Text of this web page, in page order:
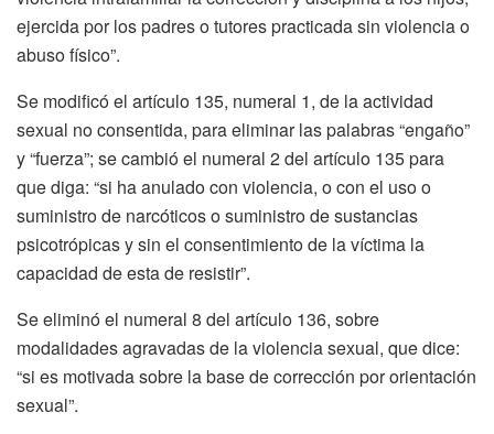
ejercida por los padres o tutores practicada sin violencia o
abuso físico”.
Se modificó el artículo 135, numeral 1, de la actividad
sexual no consentida, para eliminar las palabras “engaño”
y “fuerza”; se cambió el numeral 2 del artículo 135 para
que diga: “si ha anulado con violencia, o con el uso o
suministro de narcóticos o suministro de sustancias
psicotrópicas y sin el consentimiento de la víctima la
capacidad de esta de resistir”.
Se eliminó el numeral 8 del artículo 136, sobre
modalidades agravadas de la violencia sexual, que dice:
“si es motivada sobre la base de corrección por orientación
sexual”.